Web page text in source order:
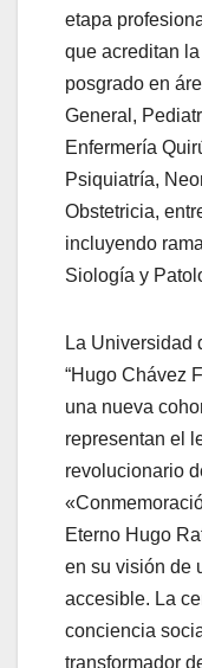
etapa
que acreditan
posgrado en
General,
Enfermería
Psiquiatría,
Obstetricia,
incluyendo
Siología y
La Universidad
“Hugo Chávez
una nueva
representan el
revolucionario
Eterno Hugo
en su visión de
accesible. La
conciencia
transformador